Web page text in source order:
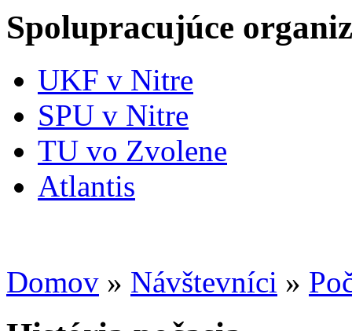
Spolupracujúce
UKF v Nitre
SPU v Nitre
TU vo Zvolene
Atlantis
Domov » Návštevníci »